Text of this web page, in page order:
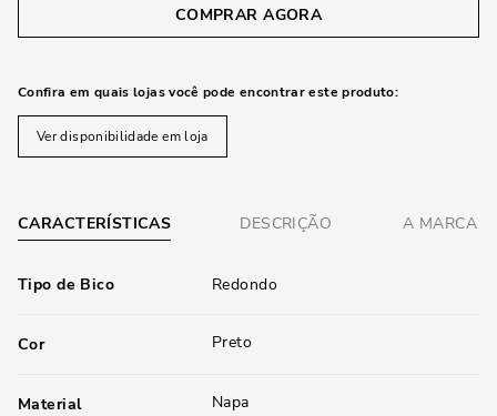
COMPRAR AGORA
Confira em quais lojas você pode encontrar este produto:
Ver disponibilidade em loja
CARACTERÍSTICAS DESCRIÇÃO A MARCA
Tipo de Bico Redondo
Cor Preto
Material Napa